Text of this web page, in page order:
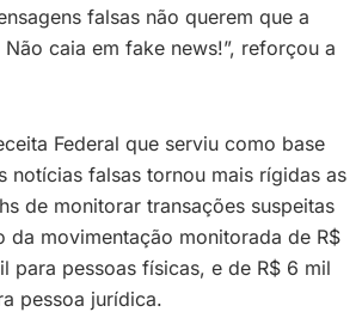
falsas não querem que a
caia em fake news!”, reforçou a
Federal que serviu como base
notícias falsas tornou mais rígidas as
de monitorar transações suspeitas
da movimentação monitorada de R$
para pessoas físicas, e de R$ 6 mil
pessoa jurídica.